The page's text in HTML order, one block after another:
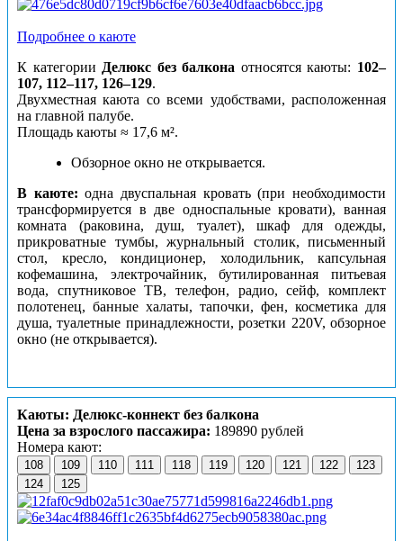
Подробнее о каюте
К категорииДелюкс без балкона относятся каюты: 102–
107, 112–117, 126–129.
Двухместная каюта со всеми удобствами, расположенная
на главной палубе.
Площадь каюты ≈ 17,6 м².
Обзорное окно не открывается.
В каюте: одна двуспальная кровать (при необходимости
трансформируется в две односпальные кровати), ванная
комната (раковина, душ, туалет), шкаф для одежды,
прикроватные тумбы, журнальный столик, письменный
стол, кресло, кондиционер, холодильник, капсульная
кофемашина, электрочайник, бутилированная питьевая
вода, спутниковое ТВ, телефон, радио, сейф, комплект
полотенец, банные халаты, тапочки, фен, косметика для
душа, туалетные принадлежности, розетки 220V, обзорное
окно (не открывается).
Каюты: Делюкс-коннект без балкона
Цена за взрослого пассажира: 189890 рублей
Номера кают:
108 109 110 111 118 119 120 121 122
123
124
125